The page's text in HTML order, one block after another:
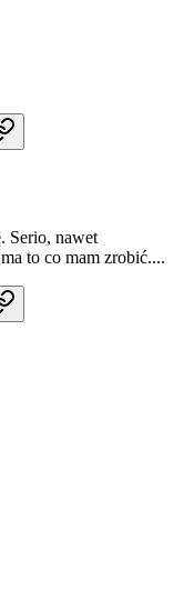
Serio, nawet
to co mam zrobić....